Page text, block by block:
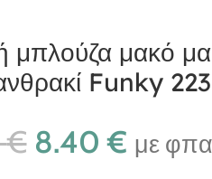
μπλούζα μακό
Funky
€ 8.40€ με φπα